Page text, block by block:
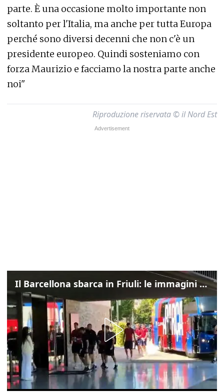
parte. È una occasione molto importante non
soltanto per l'Italia, ma anche per tutta Europa
perché sono diversi decenni che non c'è un
presidente europeo. Quindi sosteniamo con
forza Maurizio e facciamo la nostra parte anche
noi"
Riproduzione riservata © il Nord Est
Il Barcellona sbarca in Friuli: le immagini dell'arrivo in albergo